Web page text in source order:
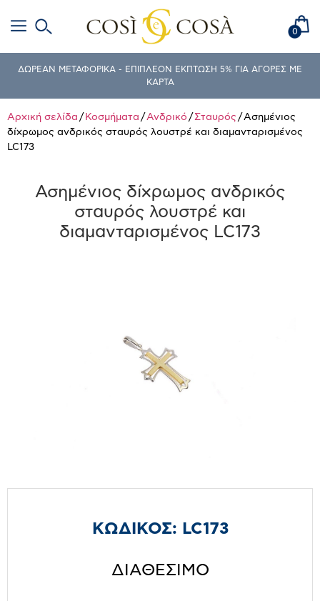
0
ΔΩΡΕΑΝ ΜΕΤΑΦΟΡΙΚΑ - ΕΠΙΠΛΕΟΝ ΕΚΠΤΩΣΗ 5% ΓΙΑ ΑΓΟΡΕΣ ΜΕ
ΚΑΡΤΑ
Αρχική σελίδα / Κοσμήματα /Ανδρικό /Σταυρός / Ασημένιος
δίχρωμος ανδρικός σταυρός λουστρέ και διαμανταρισμένος
LC173
Ασημένιος δίχρωμος ανδρικός
σταυρός λουστρέ και
διαμανταρισμένος LC173
ΚΩΔΙΚΟΣ: LC173
ΔΙΑΘΕΣΙΜΟ